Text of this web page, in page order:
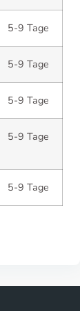
5-9 Tage
5-9 Tage
5-9 Tage
5-9 Tage
5-9 Tage